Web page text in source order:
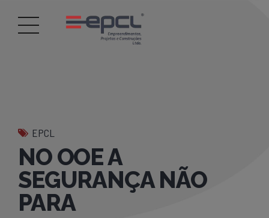
EPCL
NO OOE A
SEGURANÇA NÃO
PARA